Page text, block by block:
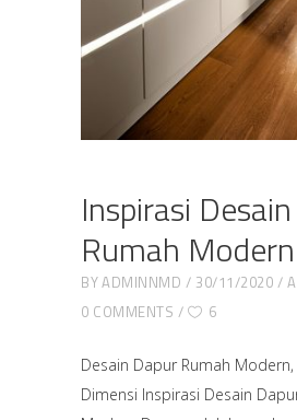
Inspirasi
Rumah Modern
BYADMINNMD 30/11/2020
0 COMMENTS
6
Desain Dapur Rumah
Dimensi Inspirasi Desain